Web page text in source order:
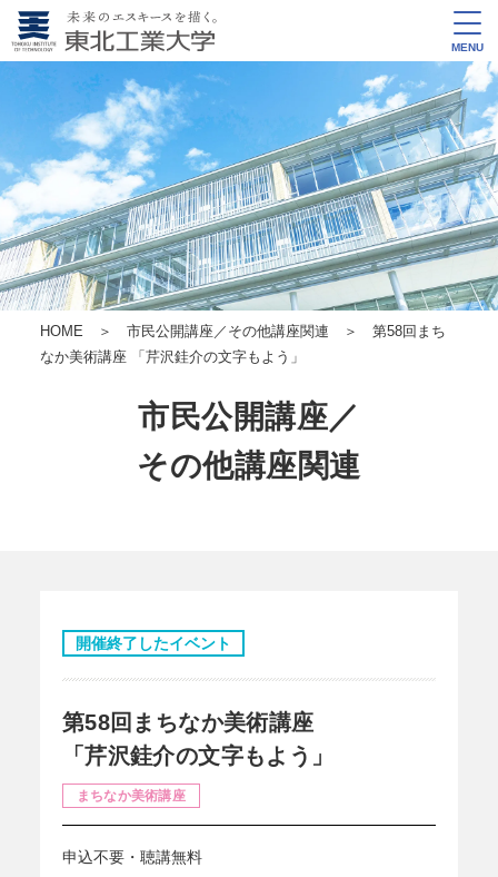
MENU
HOME ＞ 市民公開講座／その他講座関連 ＞ 第58回まち
なか美術講座
「芹沢銈介の文字もよう」
市民公開講座／
その他講座関連
開催終了したイベント
第58回まちなか美術講座
「芹沢銈介の文字もよう」
まちなか美術講座
申込不要・聴講無料